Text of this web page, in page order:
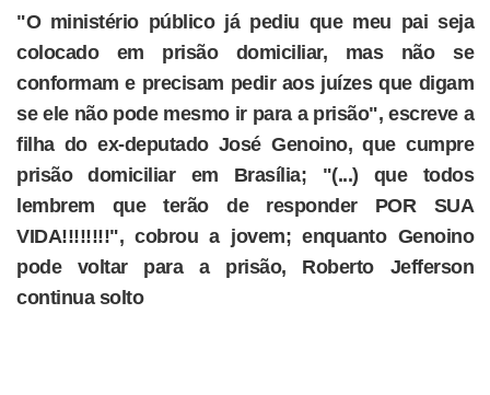
"O ministério público já pediu que meu pai seja
colocado em prisão domiciliar, mas não se
conformam e precisam pedir aos juízes que digam
se ele não pode mesmo ir para a prisão", escreve a
filha do ex-deputado José Genoino, que cumpre
prisão domiciliar em Brasília; "(...) que todos
lembrem que terão de responder POR SUA
VIDA!!!!!!!!", cobrou a jovem; enquanto Genoino
pode voltar para a prisão, Roberto Jefferson
continua solto